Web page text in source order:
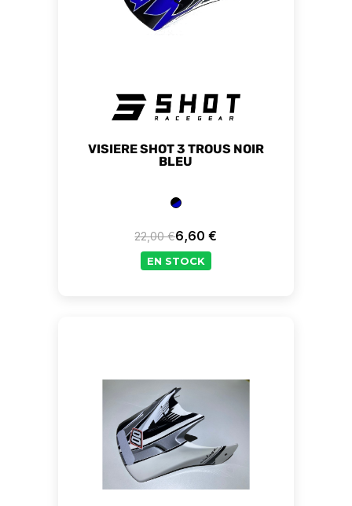
VISIERE SHOT 3 TROUS NOIR
BLEU
Prix de base
22,00 €Prix
6,60 €
EN STOCK